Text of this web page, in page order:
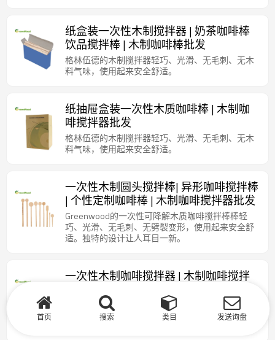
纸盒装一次性木制搅拌器 | 奶茶咖啡棒
饮品搅拌棒 | 木制咖啡棒批发
格林伍德的木制搅拌器轻巧、光滑、无毛刺、无木
料气味，使用起来安全舒适。
纸抽屉盒装一次性木质咖啡棒 | 木制咖
啡搅拌器批发
格林伍德的木制搅拌器轻巧、光滑、无毛刺、无木
料气味，使用起来安全舒适。
一次性木制圆头搅拌棒| 异形咖啡搅拌棒
| 个性定制咖啡棒 | 木制咖啡搅拌器批发
Greenwood的一次性可降解木质咖啡搅拌棒棒轻
巧、光滑、无毛刺、无劈裂变形，使用起来安全舒
适。独特的设计让人耳目一新。
一次性木制咖啡搅拌器 | 木制咖啡搅拌
Greenwood 的木制搅拌器光滑、没有毛刺跟劈裂、
没有木头的气味，不会影响咖啡的味道，使用起来
首页 搜索 类目 发送询盘